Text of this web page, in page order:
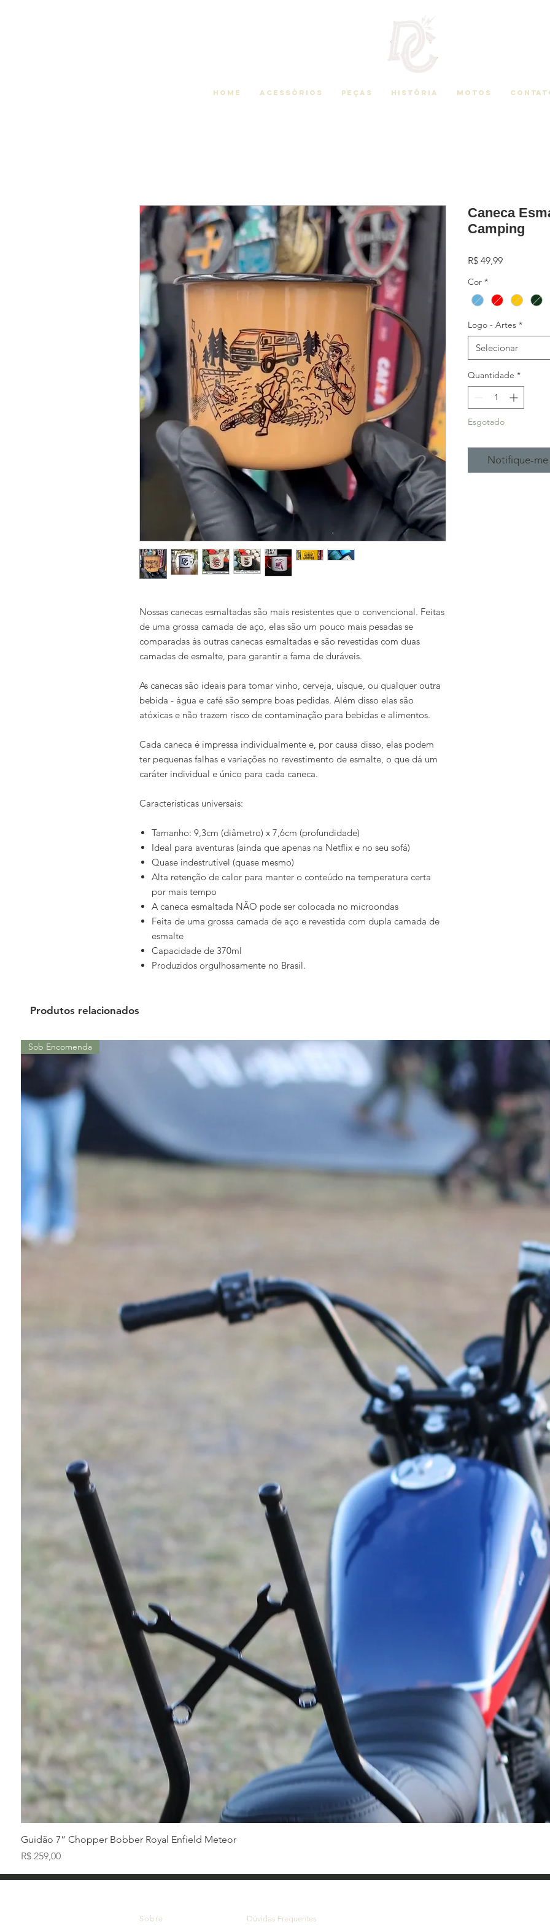
Home Acessórios Peças História Motos
Nossas canecas esmaltadas são mais resistentes que o convencional. Feitas
de uma grossa camada de aço, elas são um pouco mais pesadas se
comparadas às outras canecas esmaltadas e são revestidas com duas
camadas de esmalte, para garantir a fama de duráveis.
As canecas são ideais para tomar vinho, cerveja, uísque, ou qualquer outra
bebida - água e café são sempre boas pedidas. Além disso elas são
atóxicas e não trazem risco de contaminação para bebidas e alimentos.
Cada caneca é impressa individualmente e, por causa disso, elas podem
ter pequenas falhas e variações no revestimento de esmalte, o que dá um
caráter individual e único para cada caneca.
Características universais:
Tamanho: 9,3cm (diâmetro) x 7,6cm (profundidade)
Ideal para aventuras (ainda que apenas na Netflix e no seu sofá)
Quase indestrutível (quase mesmo)
Alta retenção de calor para manter o conteúdo na temperatura certa
por mais tempo
A caneca esmaltada NÃO pode ser colocada no microondas
Feita de uma grossa camada de aço e revestida com dupla camada de
esmalte
Capacidade de 370ml
Produzidos orgulhosamente no Brasil.
Caneca
Camping
R$ 49,99Preço
Cor *
Logo - Artes *
Selecionar
Quantidade *
Esgotado
Notifique-me
Produtos relacionados
Sob Encomenda
Guidão 7” Chopper Bobber Royal Enfield Meteor
Preço
R$ 259,00
Sobre Dúvidas Frequentes